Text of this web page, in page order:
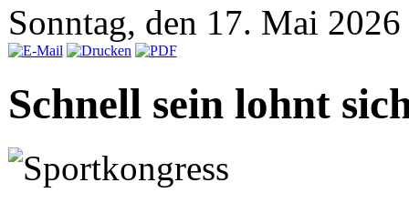
Sonntag, den 17. Mai
Schnell sein lohnt